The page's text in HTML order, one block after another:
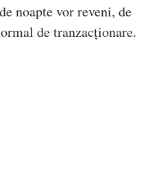
noapte vor reveni, de
de tranzacționare.